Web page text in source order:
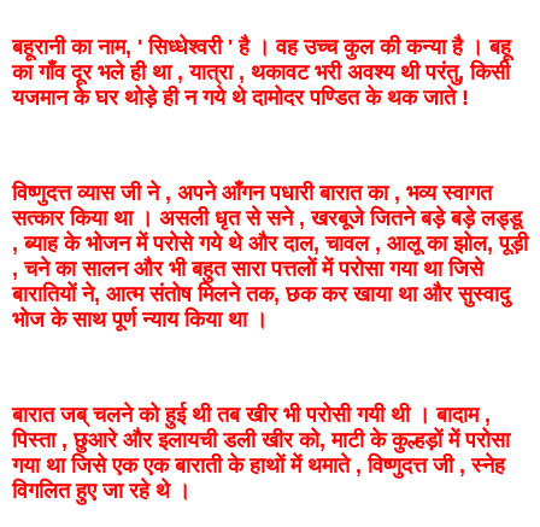
बहूरानी का नाम, 'सिध्धेश्वरी'है।वह उच्च कुल की कन्या है।बहू
का गाँव दूर भले ही था,यात्रा, थकावट भरी अवश्य थी परंतु,किसी
यजमान के घर थोड़े ही न गये थे दामोदर पण्डित के थक जाते!
विष्णुदत्त व्यास जी ने, अपने आँगन पधारी बारात का, भव्य स्वागत
सत्कार किया था। असली धृत से सने,खरबूजे जितने बड़े बड़े लड्डू
,ब्याह के भोजन में परोसे गये थे और दाल,चावल, आलू का झोल,पूड़ी
,चने का सालन और भी बहुत सारा पत्तलों में परोसा गया था जिसे
बारातियोंने, आत्म संतोष मिलने तक,छक कर खाया था और सुस्वादु
भोज के साथ पूर्ण न्याय किया था।
बारात जब् चलने को हुई थी तब खीर भी परोसी गयी थी।बादाम,
पिस्ता,छुआरे और इलायची डलीखीर को,माटी केकुल्हड़ों में परोसा
गया था जिसेएक एक बाराती के हाथों में थमाते,विष्णुदत्त जी,स्नेह
विगलित हुए जा रहे थे।